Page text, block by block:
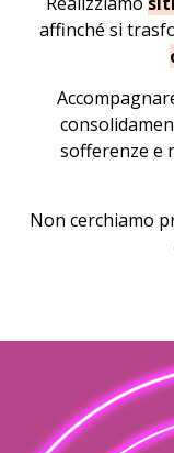
affinché si
sofferenze e
Non cerchiamo